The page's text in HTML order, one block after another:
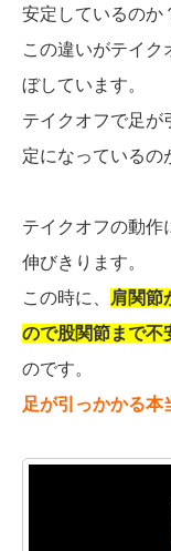
安定しているのか
この違いがテイク
ぼしています。
テイクオフで足が
定になっているの
テイクオフの動作
伸びきります。
この時に、
肩関節
ので股関節まで不
のです。
足が引っかかる本